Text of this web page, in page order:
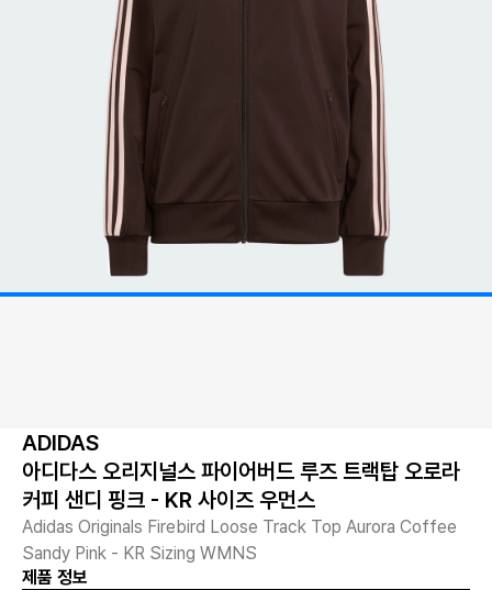
ADIDAS
아디다스 오리지널스 파이어버드 루즈 트랙탑 오로라
커피 샌디 핑크 - KR 사이즈 우먼스
Adidas Originals Firebird Loose Track Top Aurora Coffee
Sandy Pink - KR Sizing WMNS
제품 정보